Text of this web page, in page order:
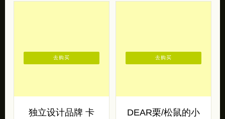
独立设计品牌 卡
去购买
DEAR栗/松鼠的小
去购买